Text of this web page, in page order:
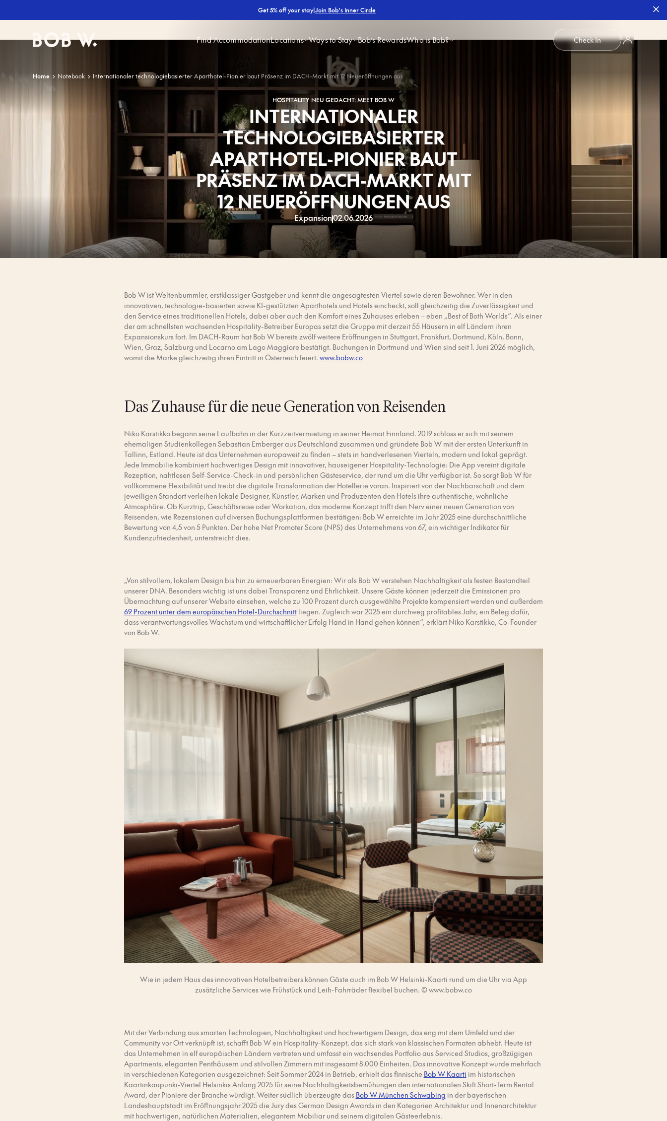
Bob W Find AccommodationLocations Ways to Stay Bob’s RewardsWho is Bob? Check In
Get 5% off your stay|Join Bob's Inner Circle
Home Notebook Internationaler technologiebasierter Aparthotel-Pionier baut Präsenz im DACH-Markt mit 12 Neueröffnungen aus
HOSPITALITY NEU GEDACHT: MEET BOB W
INTERNATIONALER
TECHNOLOGIEBASIERTER
APARTHOTEL-PIONIER BAUT
PRÄSENZ IM DACH-MARKT MIT
12 NEUERÖFFNUNGEN AUS
Expansion02.06.2026
Bob W ist Weltenbummler, erstklassiger Gastgeber und kennt die angesagtesten Viertel sowie deren Bewohner. Wer in den
innovativen, technologie-basierten sowie KI-gestützten Aparthotels und Hotels eincheckt, soll gleichzeitig die Zuverlässigkeit und
den Service eines traditionellen Hotels, dabei aber auch den Komfort eines Zuhauses erleben – eben „Best of Both Worlds“. Als einer
der am schnellsten wachsenden Hospitality-Betreiber Europas setzt die Gruppe mit derzeit 55 Häusern in elf Ländern ihren
Expansionskurs fort. Im DACH-Raum hat Bob W bereits zwölf weitere Eröffnungen in Stuttgart, Frankfurt, Dortmund, Köln, Bonn,
Wien, Graz, Salzburg und Locarno am Lago Maggiore bestätigt. Buchungen in Dortmund und Wien sind seit 1. Juni 2026 möglich,
womit die Marke gleichzeitig ihren Eintritt in Österreich feiert. www.bobw.co
Das Zuhause für die neue Generation von Reisenden
Niko Karstikko begann seine Laufbahn in der Kurzzeitvermietung in seiner Heimat Finnland. 2019 schloss er sich mit seinem
ehemaligen Studienkollegen Sebastian Emberger aus Deutschland zusammen und gründete Bob W mit der ersten Unterkunft in
Tallinn, Estland. Heute ist das Unternehmen europaweit zu finden – stets in handverlesenen Vierteln, modern und lokal geprägt.
Jede Immobilie kombiniert hochwertiges Design mit innovativer, hauseigener Hospitality-Technologie: Die App vereint digitale
Rezeption, nahtlosen Self-Service-Check-in und persönlichen Gästeservice, der rund um die Uhr verfügbar ist. So sorgt Bob W für
vollkommene Flexibilität und treibt die digitale Transformation der Hotellerie voran. Inspiriert von der Nachbarschaft und dem
jeweiligen Standort verleihen lokale Designer, Künstler, Marken und Produzenten den Hotels ihre authentische, wohnliche
Atmosphäre. Ob Kurztrip, Geschäftsreise oder Workation, das moderne Konzept trifft den Nerv einer neuen Generation von
Reisenden, wie Rezensionen auf diversen Buchungsplattformen bestätigen: Bob W erreichte im Jahr 2025 eine durchschnittliche
Bewertung von 4,5 von 5 Punkten. Der hohe Net Promoter Score (NPS) des Unternehmens von 67, ein wichtiger Indikator für
Kundenzufriedenheit, unterstreicht dies.
„Von stilvollem, lokalem Design bis hin zu erneuerbaren Energien: Wir als Bob W verstehen Nachhaltigkeit als festen Bestandteil
unserer DNA. Besonders wichtig ist uns dabei Transparenz und Ehrlichkeit. Unsere Gäste können jederzeit die Emissionen pro
Übernachtung auf unserer Website einsehen, welche zu 100 Prozent durch ausgewählte Projekte kompensiert werden und außerdem
69 Prozent unter dem europäischen Hotel-Durchschnittliegen. Zugleich war 2025 ein durchweg profitables Jahr, ein Beleg dafür,
dass verantwortungsvolles Wachstum und wirtschaftlicher Erfolg Hand in Hand gehen können“, erklärt Niko Karstikko, Co-Founder
von Bob W.
Wie in jedem Haus des innovativen Hotelbetreibers können Gäste auch im Bob W Helsinki-Kaarti rund um die Uhr via App
zusätzliche Services wie Frühstück und Leih-Fahrräder flexibel buchen. © www.bobw.co
Mit der Verbindung aus smarten Technologien, Nachhaltigkeit und hochwertigem Design, das eng mit dem Umfeld und der
Community vor Ort verknüpft ist, schafft Bob W ein Hospitality-Konzept, das sich stark von klassischen Formaten abhebt. Heute ist
das Unternehmen in elf europäischen Ländern vertreten und umfasst ein wachsendes Portfolio aus Serviced Studios, großzügigen
Apartments, eleganten Penthäusern und stilvollen Zimmern mit insgesamt 8.000 Einheiten. Das innovative Konzept wurde mehrfach
in verschiedenen Kategorien ausgezeichnet: Seit Sommer 2024 in Betrieb, erhielt das finnische Bob W Kaarti im historischen
Kaartinkaupunki-Viertel Helsinkis Anfang 2025 für seine Nachhaltigkeitsbemühungen den internationalen Skift Short-Term Rental
Award, der Pioniere der Branche würdigt. Weiter südlich überzeugte das Bob W München Schwabing in der bayerischen
Landeshauptstadt im Eröffnungsjahr 2025 die Jury des German Design Awards in den Kategorien Architektur und Innenarchitektur
mit hochwertigen, natürlichen Materialien, elegantem Mobiliar und seinem digitalen Gästeerlebnis.